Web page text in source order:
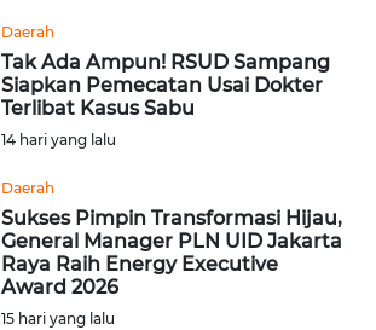
Daerah
Tak Ada Ampun! RSUD Sampang
Siapkan Pemecatan Usai Dokter
Terlibat Kasus Sabu
14 hari yang lalu
Daerah
Sukses Pimpin Transformasi Hijau,
General Manager PLN UID Jakarta
Raya Raih Energy Executive
Award 2026
15 hari yang lalu